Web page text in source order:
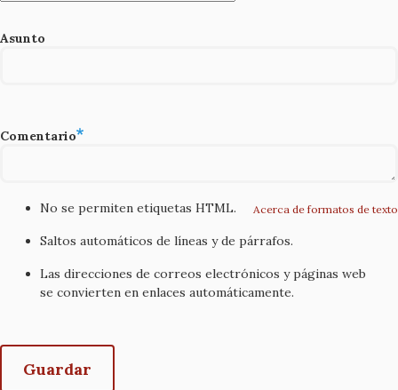
Asunto
Comentario
Acerca de formatos de texto
No se permiten etiquetas HTML.
Saltos automáticos de líneas y de párrafos.
Las direcciones de correos electrónicos y páginas web
se convierten en enlaces automáticamente.